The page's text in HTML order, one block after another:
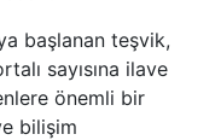
başlanan teşvik,
sayısına ilave
önemli bir
bilişim